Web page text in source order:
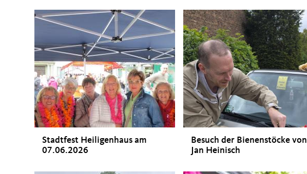
Stadtfest Heiligenhaus am
07.06.2026
Besuch der Bienenstöcke von
Jan Heinisch